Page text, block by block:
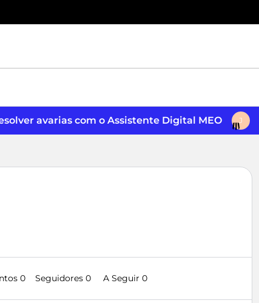
avarias com o Assistente Digital MEO J
0 Seguidores 0 A Seguir 0